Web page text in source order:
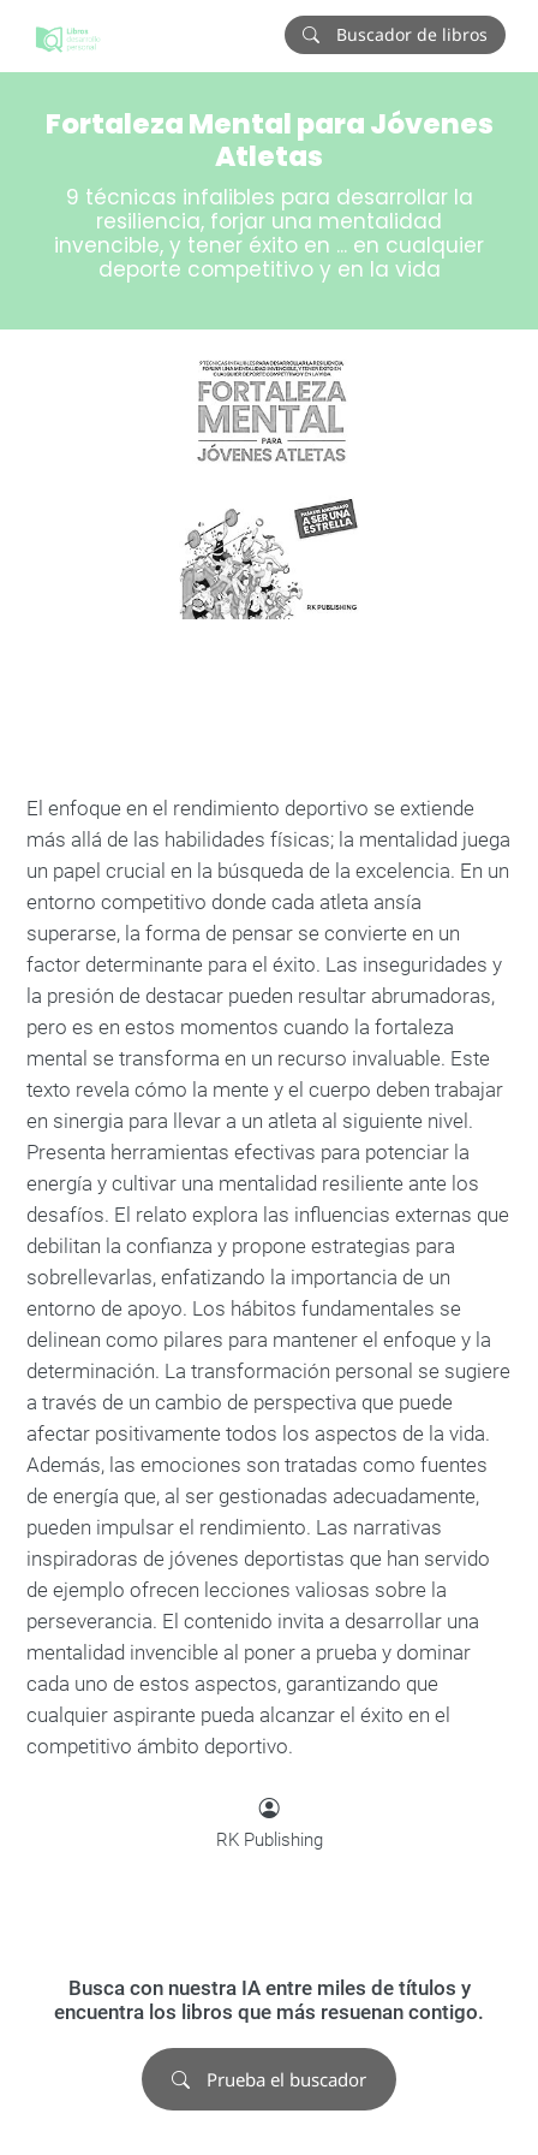
Buscador de libros
Fortaleza Mental para Jóvenes
Atletas
9 técnicas infalibles para desarrollar la
resiliencia, forjar una mentalidad
invencible, y tener éxito en ... en cualquier
deporte competitivo y en la vida
El enfoque en el rendimiento deportivo se extiende
más allá de las habilidades físicas; la mentalidad juega
un papel crucial en la búsqueda de la excelencia. En un
entorno competitivo donde cada atleta ansía
superarse, la forma de pensar se convierte en un
factor determinante para el éxito. Las inseguridades y
la presión de destacar pueden resultar abrumadoras,
pero es en estos momentos cuando la fortaleza
mental se transforma en un recurso invaluable. Este
texto revela cómo la mente y el cuerpo deben trabajar
en sinergia para llevar a un atleta al siguiente nivel.
Presenta herramientas efectivas para potenciar la
energía y cultivar una mentalidad resiliente ante los
desafíos. El relato explora las influencias externas que
debilitan la confianza y propone estrategias para
sobrellevarlas, enfatizando la importancia de un
entorno de apoyo. Los hábitos fundamentales se
delinean como pilares para mantener el enfoque y la
determinación. La transformación personal se sugiere
a través de un cambio de perspectiva que puede
afectar positivamente todos los aspectos de la vida.
Además, las emociones son tratadas como fuentes
de energía que, al ser gestionadas adecuadamente,
pueden impulsar el rendimiento. Las narrativas
inspiradoras de jóvenes deportistas que han servido
de ejemplo ofrecen lecciones valiosas sobre la
perseverancia. El contenido invita a desarrollar una
mentalidad invencible al poner a prueba y dominar
cada uno de estos aspectos, garantizando que
cualquier aspirante pueda alcanzar el éxito en el
competitivo ámbito deportivo.
RK Publishing
Busca con nuestra IA entre miles de títulos y
encuentra los libros que más resuenan contigo.
Prueba el buscador